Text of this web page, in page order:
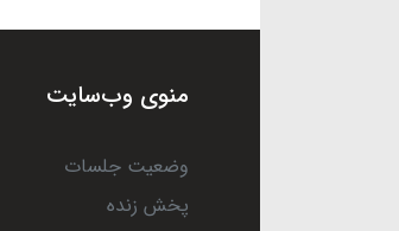
منوی وب‌سایت
وضعیت جلسات
پخش زنده